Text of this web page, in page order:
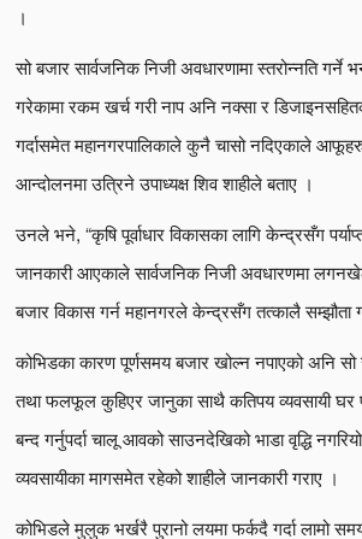
।
सो बजार सार्वजनिक निजी अवधारणामा स्तरोन्नति
गरेकामा रकम खर्च गरी नाप अनि नक्सा र
गर्दासमेत महानगरपालिकाले कुनै चासो नदिएकाले
आन्दोलनमा उत्रिने उपाध्यक्ष शिव शाहीले बताए ।
उनले भने, “कृषि पूर्वाधार विकासका लागि केन्द्रसँग
जानकारी आएकाले सार्वजनिक निजी अवधारणमा
बजार विकास गर्न महानगरले केन्द्रसँग तत्कालै सम्झौता
कोभिडका कारण पूर्णसमय बजार खोल्न नपाएको अनि सो
तथा फलफूल कुहिएर जानुका साथै कतिपय व्यवसायी
बन्द गर्नुपर्दा चालू आवको साउनदेखिको भाडा वृद्धि
व्यवसायीका मागसमेत रहेको शाहीले जानकारी गराए ।
कोभिडले मुलुक भर्खरै पुरानो लयमा फर्कदै गर्दा लामो